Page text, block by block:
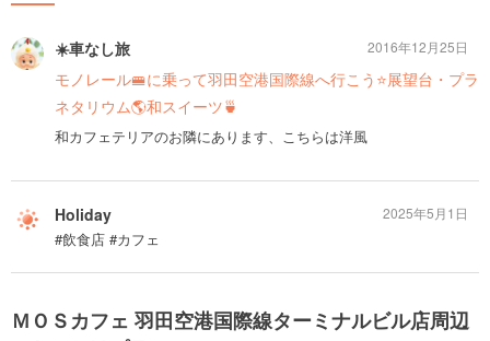
☀️車なし旅
モノレール🚝に乗って羽田空港国際線へ行こう⭐️展望台・プラ
ネタリウム🌎和スイーツ🍵
和カフェテリアのお隣にあります、こちらは洋風
2016年12月25日
Holiday
#飲食店 #カフェ
2025年5月1日
ＭＯＳカフェ 羽田空港国際線ターミナルビル店周辺